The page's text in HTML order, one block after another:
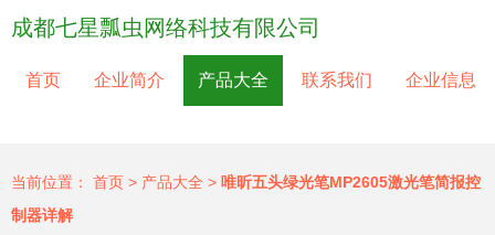
成都七星瓢虫网络科技有限公司
首页 企业简介 产品大全 联系我们 企业信息
当前位置： 首页 > 产品大全 > 唯昕五头绿光笔MP2605激光笔简报控
制器详解